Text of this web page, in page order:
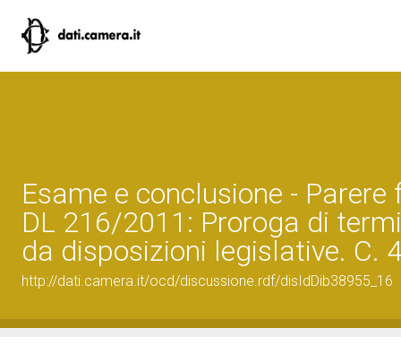
Esame e conclusione - Parere
DL 216/2011: Proroga di
da disposizioni legislative. C.
http://dati.camera.it/ocd/discussione.rdf/disIdDib38955_16